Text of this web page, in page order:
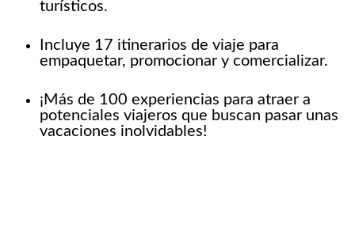
turísticos.
Incluye 17 itinerarios de viaje para
empaquetar, promocionar y comercializar.
¡Más de 100 experiencias para atraer a
potenciales viajeros que buscan pasar unas
vacaciones inolvidables!